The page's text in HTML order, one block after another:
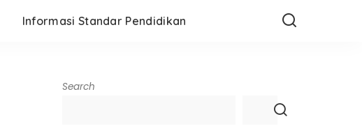
Informasi Standar Pendidikan
Search